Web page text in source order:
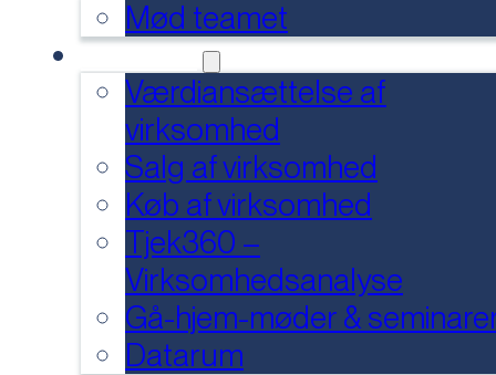
Mød teamet
Værdiansættelse af
virksomhed
Salg af virksomhed
Køb af virksomhed
Tjek360 –
Virksomhedsanalyse
Gå-hjem-møder &
Datarum